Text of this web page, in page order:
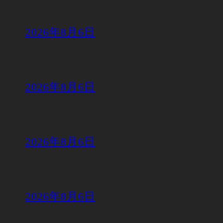
2026年8月6日
2026年8月6日
2026年8月6日
2026年8月6日